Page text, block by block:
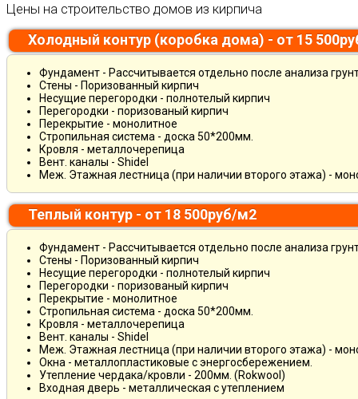
Цены на строительство домов из кирпича
Холодный контур (коробка дома) - от 15
Фундамент - Рассчитывается отдельно после анализа
Стены - Поризованный кирпич
Несущие перегородки - полнотелый кирпич
Перегородки - поризованый кирпич
Перекрытие - монолитное
Стропильная система - доска 50*200мм.
Кровля - металлочерепица
Вент. каналы - Shidel
Меж. Этажная лестница (при наличии второго этажа) -
Теплый контур - от 18 500руб/м2
Фундамент - Рассчитывается отдельно после анализа
Стены - Поризованный кирпич
Несущие перегородки - полнотелый кирпич
Перегородки - поризованый кирпич
Перекрытие - монолитное
Стропильная система - доска 50*200мм.
Кровля - металлочерепица
Вент. каналы - Shidel
Меж. Этажная лестница (при наличии второго этажа) -
Окна - металлопластиковые с энергосбережением.
Утепление чердака/кровли - 200мм. (Rokwool)
Входная дверь - металлическая с утеплением